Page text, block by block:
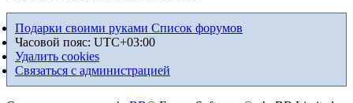
Подарки своими руками Список форумов
Часовой пояс: UTC+03:00
Удалить cookies
Связаться с администрацией